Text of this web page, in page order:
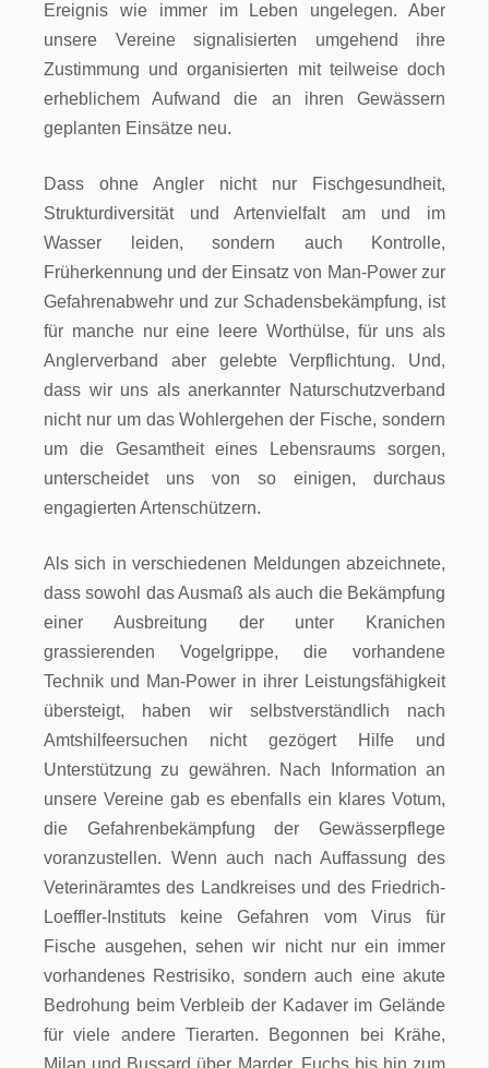
Ereignis wie immer im Leben ungelegen. Aber
unsere Vereine signalisierten umgehend ihre
Zustimmung und organisierten mit teilweise doch
erheblichem Aufwand die an ihren Gewässern
geplanten Einsätze neu.
Dass ohne Angler nicht nur Fischgesundheit,
Strukturdiversität und Artenvielfalt am und im
Wasser leiden, sondern auch Kontrolle,
Früherkennung und der Einsatz von Man-Power zur
Gefahrenabwehr und zur Schadensbekämpfung, ist
für manche nur eine leere Worthülse, für uns als
Anglerverband aber gelebte Verpflichtung. Und,
dass wir uns als anerkannter Naturschutzverband
nicht nur um das Wohlergehen der Fische, sondern
um die Gesamtheit eines Lebensraums sorgen,
unterscheidet uns von so einigen, durchaus
engagierten Artenschützern.
Als sich in verschiedenen Meldungen abzeichnete,
dass sowohl das Ausmaß als auch die Bekämpfung
einer Ausbreitung der unter Kranichen
grassierenden Vogelgrippe, die vorhandene
Technik und Man-Power in ihrer Leistungsfähigkeit
übersteigt, haben wir selbstverständlich nach
Amtshilfeersuchen nicht gezögert Hilfe und
Unterstützung zu gewähren. Nach Information an
unsere Vereine gab es ebenfalls ein klares Votum,
die Gefahrenbekämpfung der Gewässerpflege
voranzustellen. Wenn auch nach Auffassung des
Veterinäramtes des Landkreises und des Friedrich-
Loeffler-Instituts keine Gefahren vom Virus für
Fische ausgehen, sehen wir nicht nur ein immer
vorhandenes Restrisiko, sondern auch eine akute
Bedrohung beim Verbleib der Kadaver im Gelände
für viele andere Tierarten. Begonnen bei Krähe,